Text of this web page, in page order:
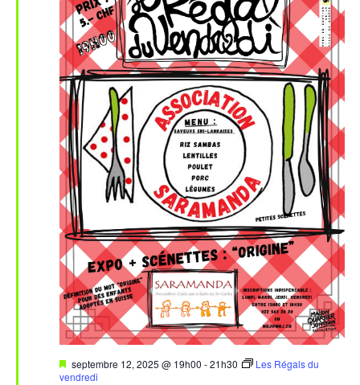
Mis
en
septembre 12, 2025 @ 19h00 -21h30
Les Régals du
vendredi